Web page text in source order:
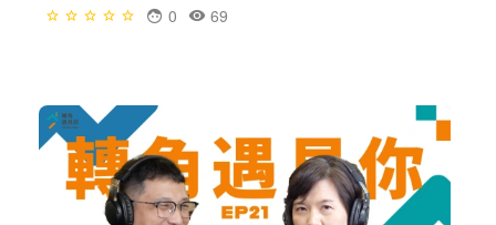
69
0